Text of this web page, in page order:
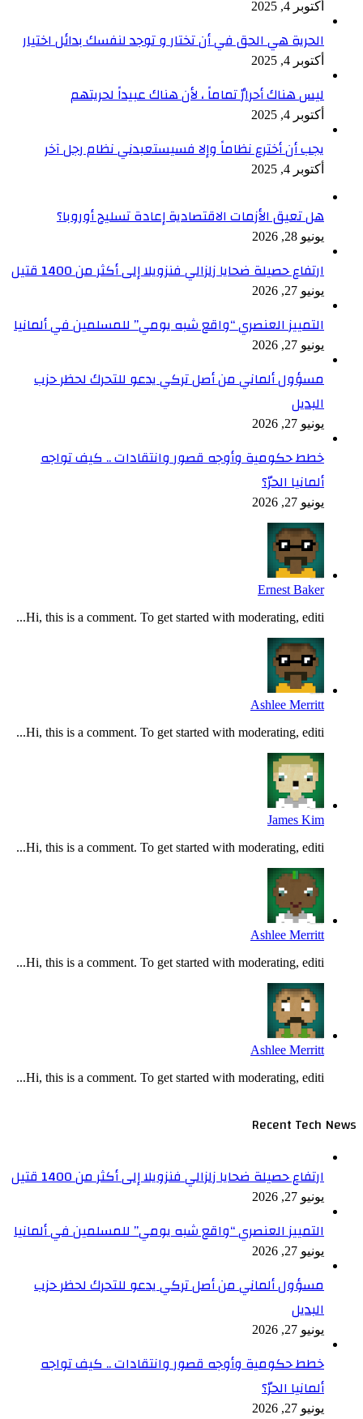
أكتوبر 4, 2025
الحرية هي الحق في أن تختار و توجد لنفسك بدائل اختيار
أكتوبر 4, 2025
ليس هناك أحرارٌ تماماً ، لأن هناك عبيداً لحريتهم
أكتوبر 4, 2025
يجب أن أخترع نظاماً وإلا فسيستعبدني نظام رجل آخر
أكتوبر 4, 2025
هل تعيق الأزمات الاقتصادية إعادة تسليح أوروبا؟
يونيو 28, 2026
ارتفاع حصيلة ضحايا زلزالي فنزويلا إلى أكثر من 1400 قتيل
يونيو 27, 2026
التمييز العنصري “واقع شبه يومي” للمسلمين في ألمانيا
يونيو 27, 2026
مسؤول ألماني من أصل تركي يدعو للتحرك لحظر حزب
البديل
يونيو 27, 2026
خطط حكومية وأوجه قصور وانتقادات .. كيف تواجه
ألمانيا الحرّ؟
يونيو 27, 2026
Ernest Baker
Hi, this is a comment. To get started with moderating, editi...
Ashlee Merritt
Hi, this is a comment. To get started with moderating, editi...
James Kim
Hi, this is a comment. To get started with moderating, editi...
Ashlee Merritt
Hi, this is a comment. To get started with moderating, editi...
Ashlee Merritt
Hi, this is a comment. To get started with moderating, editi...
Recent Tech News
ارتفاع حصيلة ضحايا زلزالي فنزويلا إلى أكثر من 1400 قتيل
يونيو 27, 2026
التمييز العنصري “واقع شبه يومي” للمسلمين في ألمانيا
يونيو 27, 2026
مسؤول ألماني من أصل تركي يدعو للتحرك لحظر حزب
البديل
يونيو 27, 2026
خطط حكومية وأوجه قصور وانتقادات .. كيف تواجه
ألمانيا الحرّ؟
يونيو 27, 2026